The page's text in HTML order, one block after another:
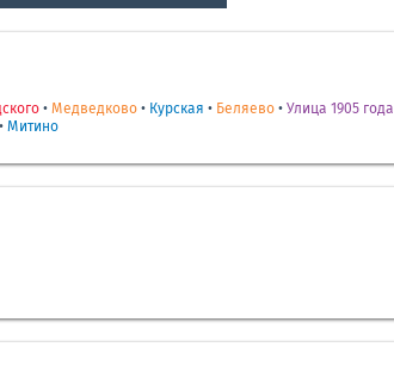
• Медведково • Курская • Беляево • Улица 1905 года
• Митино